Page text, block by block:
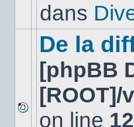
dansdans
Aucun
De la
[phpBB
[ROOT]/
on line